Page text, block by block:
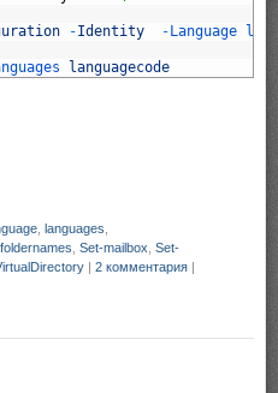
-Identity - Language
languagecode
languages
Set-mailbox Set-
| 2 комментария |